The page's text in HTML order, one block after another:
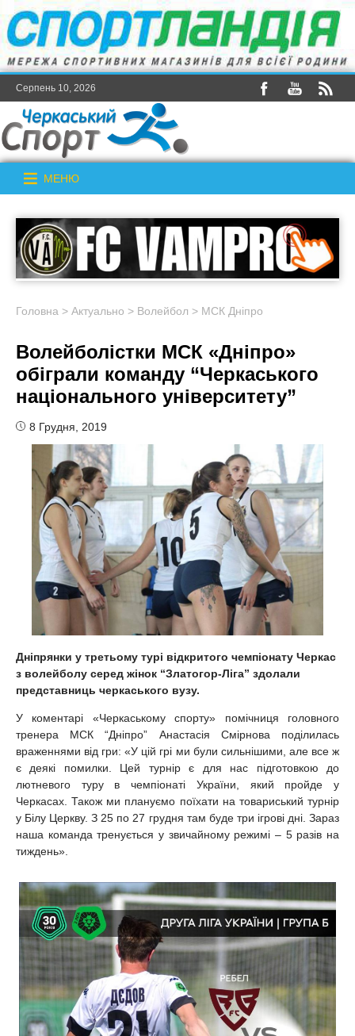
Серпень 10, 2026
МЕНЮ
Головна > Актуально > Волейбол > МСК Дніпро
Волейболістки МСК «Дніпро»
обіграли команду “Черкаського
національного університету”
8 Грудня, 2019
Дніпрянки у третьому турі відкритого чемпіонату Черкас
з волейболу серед жінок “Златогор-Ліга” здолали
представниць черкаського вузу.
У коментарі «Черкаському спорту» помічниця головного
тренера МСК “Дніпро” Анастасія Смірнова поділилась
враженнями від гри:«У цій грі ми були сильнішими, але все ж
є деякі помилки. Цей турнір є для нас підготовкою до
лютневого туру в чемпіонаті України, який пройде у
Черкасах. Також ми плануємо поїхати на товариський турнір
у Білу Церкву. З 25 по 27 грудня там буде три ігрові дні. Зараз
наша команда тренується у звичайному режимі – 5 разів на
тиждень».